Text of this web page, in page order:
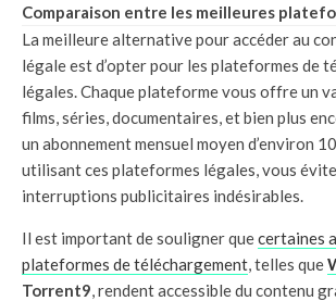
Comparaison entre les meilleures
La meilleure alternative pour accéder au
légale est d’opter pour les plateformes de
légales. Chaque plateforme vous offre un
films, séries, documentaires, et bien plus
un abonnement mensuel moyen d’environ
utilisant ces plateformes légales, vous
interruptions publicitaires indésirables.
Il est important de souligner quecertaines
plateformes de téléchargement, telles que
Torrent9, rendent accessible du contenu